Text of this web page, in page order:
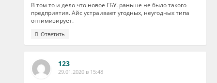
В том то и дело что новое ГБУ. раньше не было такого
предприятия. Айс устраивает угодных, неугодных типа
оптимизирует.
Ответить
123
29.01.2020 в 15:48